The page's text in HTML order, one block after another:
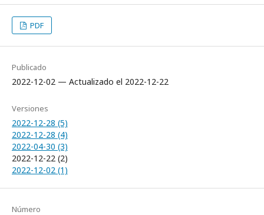
PDF
Publicado
2022-12-02 — Actualizado el 2022-12-22
Versiones
2022-12-28 (5)
2022-12-28 (4)
2022-04-30 (3)
2022-12-22 (2)
2022-12-02 (1)
Número